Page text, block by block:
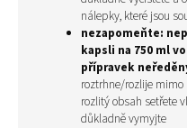
nálepky, které jsou
nezapomeňte:
kapsli na 750 ml
přípravek
roztrhne/rozlije mimo
rozlitý obsah setřete
důkladně vymyjte